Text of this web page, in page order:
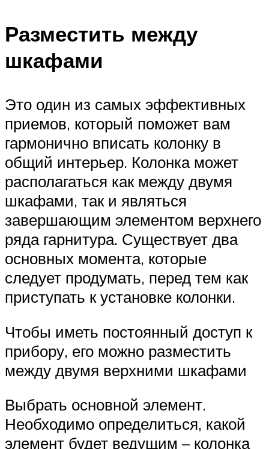
Разместить между
шкафами
Это один из самых эффективных
приемов, который поможет вам
гармонично вписать колонку в
общий интерьер. Колонка может
располагаться как между двумя
шкафами, так и являться
завершающим элементом верхнего
ряда гарнитура. Существует два
основных момента, которые
следует продумать, перед тем как
приступать к установке колонки.
Чтобы иметь постоянный доступ к
прибору, его можно разместить
между двумя верхними шкафами
Выбрать основной элемент.
Необходимо определиться, какой
элемент будет ведущим – колонка